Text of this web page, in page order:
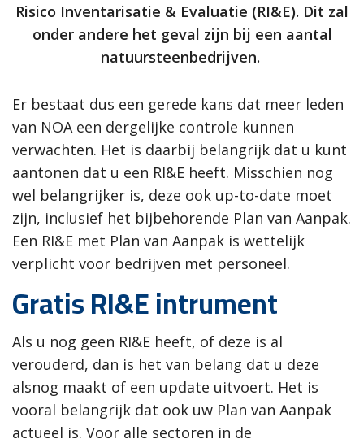
Risico Inventarisatie & Evaluatie (RI&E). Dit zal
onder andere het geval zijn bij een aantal
natuursteenbedrijven.
Er bestaat dus een gerede kans dat meer leden
van NOA een dergelijke controle kunnen
verwachten. Het is daarbij belangrijk dat u kunt
aantonen dat u een RI&E heeft. Misschien nog
wel belangrijker is, deze ook up-to-date moet
zijn, inclusief het bijbehorende Plan van Aanpak.
Een RI&E met Plan van Aanpak is wettelijk
verplicht voor bedrijven met personeel.
Gratis RI&E intrument
Als u nog geen RI&E heeft, of deze is al
verouderd, dan is het van belang dat u deze
alsnog maakt of een update uitvoert. Het is
vooral belangrijk dat ook uw Plan van Aanpak
actueel is. Voor alle sectoren in de